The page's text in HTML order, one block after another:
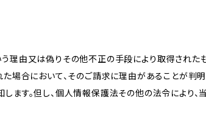
理由又は偽りその他不正の手段により取得された
場合において、そのご請求に理由があることが判
す。但し、個人情報保護法その他の法令により、